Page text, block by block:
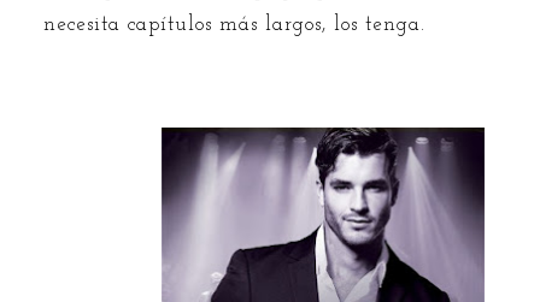
necesita capítulos más largos, los tenga.